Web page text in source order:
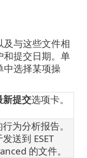
及与这些文件相
和提交日期。单
中选择某项操
新提交选项卡。
为分析报告。
送到 ESET
的文件。